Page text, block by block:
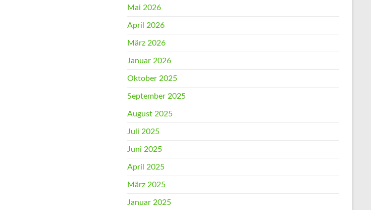
Mai 2026
April 2026
März 2026
Januar 2026
Oktober 2025
September 2025
August 2025
Juli 2025
Juni 2025
April 2025
März 2025
Januar 2025